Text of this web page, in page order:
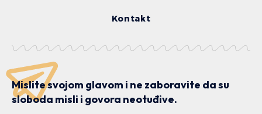
Kontakt
Mislite svojom glavom i ne zaboravite da su
sloboda misli i govora neotuđive.